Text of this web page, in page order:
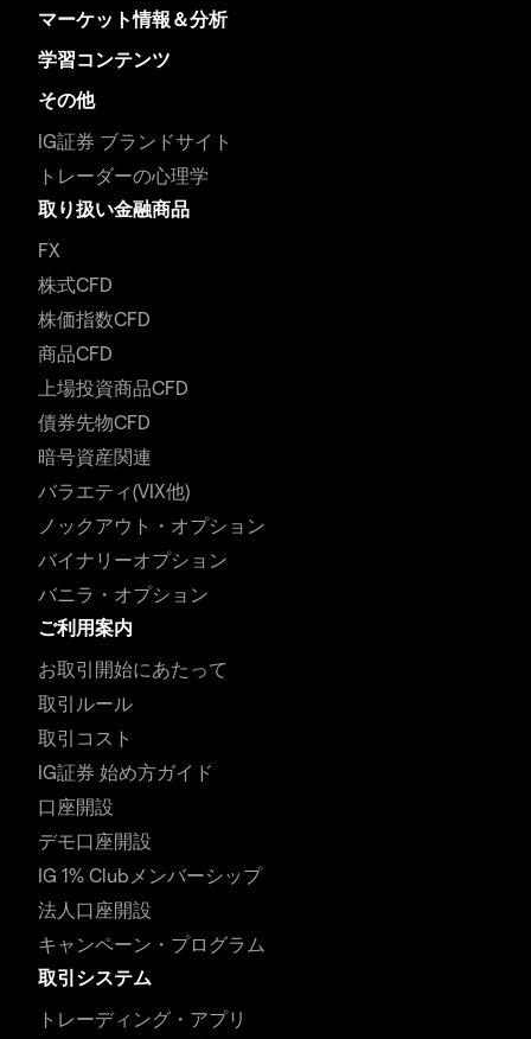
マーケット情報＆分析
学習コンテンツ
その他
IG証券 ブランドサイト
トレーダーの心理学
取り扱い金融商品
FX
株式CFD
株価指数CFD
商品CFD
上場投資商品CFD
債券先物CFD
暗号資産関連
バラエティ(VIX他)
ノックアウト・オプション
バイナリーオプション
バニラ・オプション
ご利用案内
お取引開始にあたって
取引ルール
取引コスト
IG証券 始め方ガイド
口座開設
デモ口座開設
IG 1% Clubメンバーシップ
法人口座開設
キャンペーン・プログラム
取引システム
トレーディング・アプリ